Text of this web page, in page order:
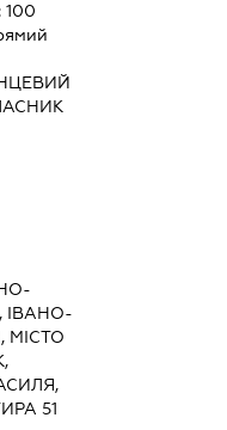
100
ІВАНО-
МІСТО
51